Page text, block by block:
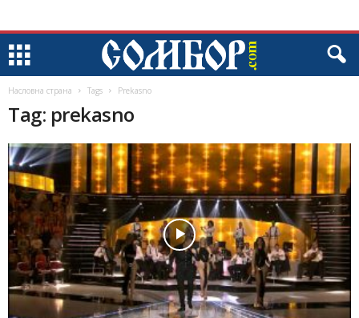
Насловна страна Tags Prekasno
Tag: prekasno